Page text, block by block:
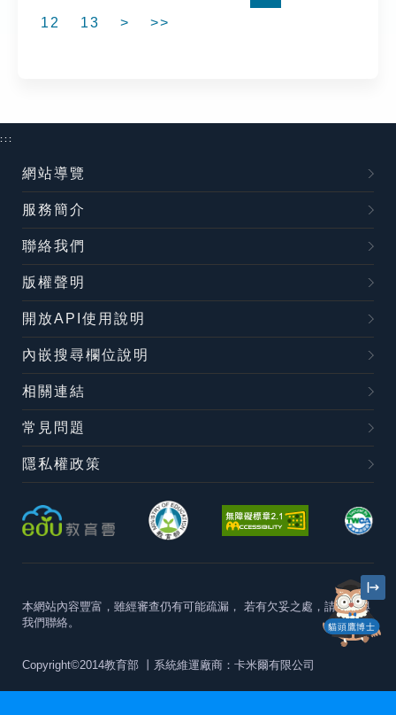
12
13 > >>
貓頭鷹博士
:::
網站導覽
服務簡介
聯絡我們
版權聲明
開放API使用說明
內嵌搜尋欄位說明
相關連結
常見問題
隱私權政策
本網站內容豐富，雖經審查仍有可能疏漏， 若有欠妥之處，請隨時與
我們聯絡。
Copyright©2014教育部 丨系統維運廠商：卡米爾有限公司